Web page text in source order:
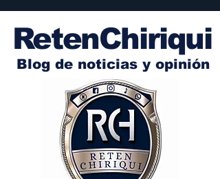
RetenChiriqui
Blog de noticias y opinión